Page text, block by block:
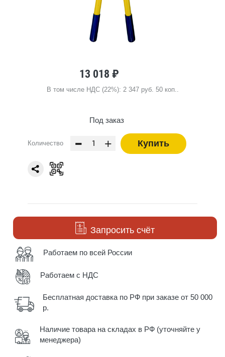
13 018 ₽
В том числе НДС (22%): 2 347 руб. 50 коп..
Под заказ
Количество - + Купить
Запросить счёт
Работаем по всей России
Работаем с НДС
Бесплатная доставка по РФ при заказе от 50 000
р.
Наличие товара на складах в РФ (уточняйте у
менеджера)